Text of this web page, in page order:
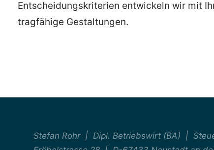
Entscheidungskriterien entwickeln wir mit
tragfähige Gestaltungen.
Stefan Rohr | Dipl. Betriebswirt (BA) |